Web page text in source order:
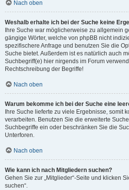
Nach oben
Weshalb erhalte ich bei der Suche keine
Ihre Suche war möglicherweise zu allgemein
gängige Wörter, welche von phpBB nicht
spezifischere Anfrage und benutzen Sie die
Suche bietet. Außerdem ist es natürlich auch
Suchbegriff(e) hier nirgends im Forum
Rechtschreibung der Begriffe!
Nach oben
Warum bekomme ich bei der Suche eine
Ihre Suche lieferte zu viele Ergebnisse, somit
verarbeiten. Benutzen Sie die erweiterte
Suchbegriffe ein oder beschränken Sie die
Unterforen.
Nach oben
Wie kann ich nach Mitgliedern suchen?
Gehen Sie zur „Mitglieder“-Seite und klicken
suchen“.